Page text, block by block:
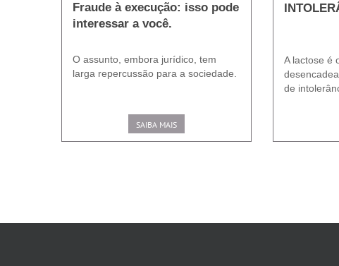
Fraude à execução: isso pode
interessar a você.
O assunto, embora jurídico, tem
larga repercussão para a sociedade.
SAIBA MAIS
A lactose é
de